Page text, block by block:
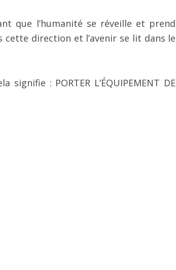
que l’humanité se réveille et prend
cette direction et l’avenir se lit dans le
: PORTER L’ÉQUIPEMENT DE